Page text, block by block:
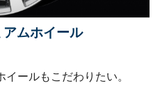
ムホイール
ールもこだわりたい。